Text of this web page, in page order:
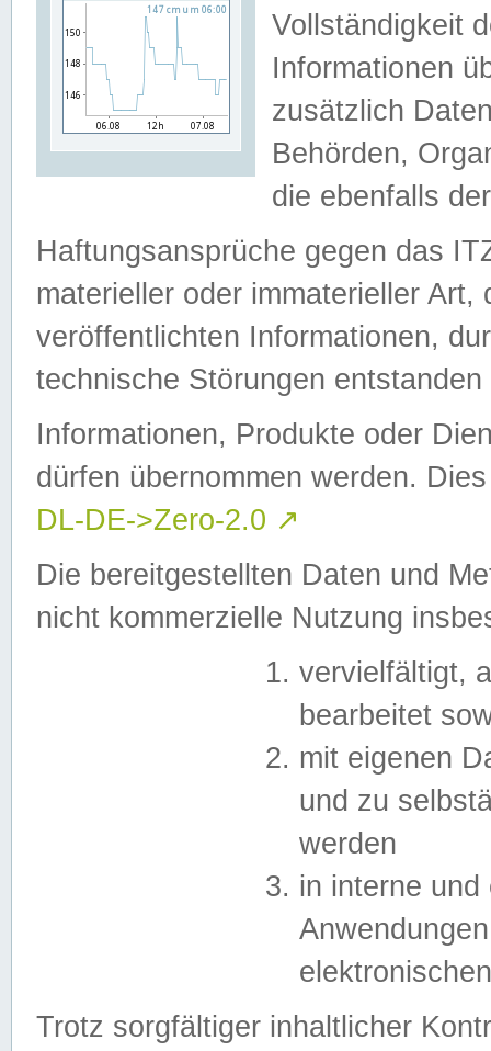
Vollständigkeit
Informationen
zusätzlich
Behörden,
die ebenfalls
Haftungsansprüche gegen das
materieller oder immaterieller
veröffentlichten Informationen,
technische Störungen
Informationen, Produkte oder
dürfen übernommen werden.
DL-DE->Zero-2.0 ↗
Die bereitgestellten Daten und
nicht kommerzielle Nutzung
vervielfältigt,
bearbeitet
mit eigenen
und zu
werden
in interne
Trotz sorgfältiger inhaltlicher